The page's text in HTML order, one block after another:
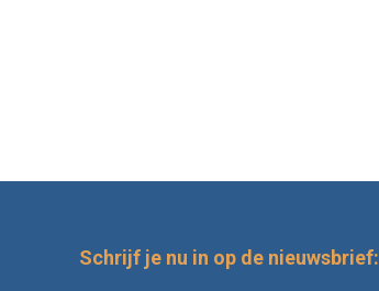
Schrijf je nu in op de nieuwsbrief: